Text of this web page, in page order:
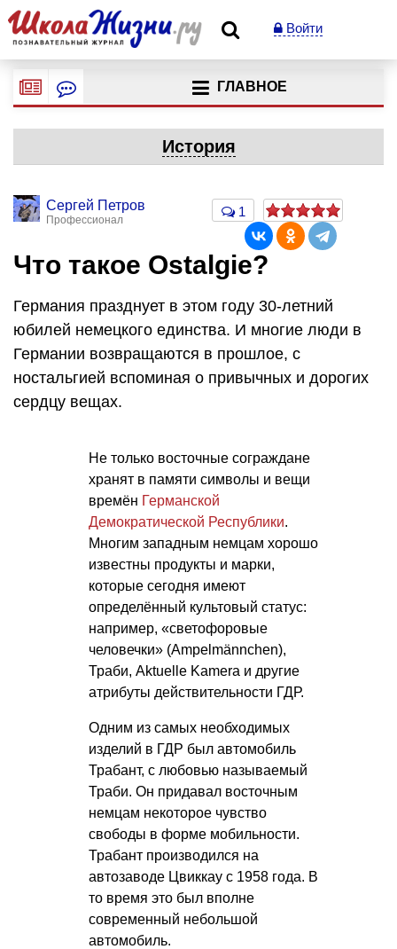
Войти
ГЛАВНОЕ
История
Сергей Петров
Профессионал
1
Что такое Ostalgie?
Германия празднует в этом году 30-летний
юбилей немецкого единства. И многие люди в
Германии возвращаются в прошлое, с
ностальгией вспоминая о привычных и дорогих
сердцу вещах.
Не только восточные сограждане
хранят в памяти символы и вещи
времён Германской
Демократической Республики.
Многим западным немцам хорошо
известны продукты и марки,
которые сегодня имеют
определённый культовый статус:
например, «светофоровые
человечки» (Ampelmännchen),
Траби, Aktuelle Kamera и другие
атрибуты действительности ГДР.
Одним из самых необходимых
изделий в ГДР был автомобиль
Трабант, с любовью называемый
Траби. Он придавал восточным
немцам некоторое чувство
свободы в форме мобильности.
Трабант производился на
автозаводе Цвиккау с 1958 года. В
то время это был вполне
современный небольшой
автомобиль.